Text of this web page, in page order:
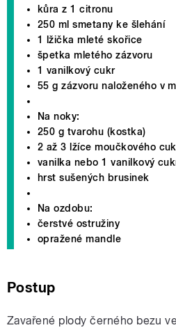
kůra z 1 citronu
250 ml smetany ke šlehání
1 lžička mleté skořice
špetka mletého zázvoru
1 vanilkový cukr
55 g zázvoru naloženého v
Na noky:
250 g tvarohu (kostka)
2 až 3 lžíce moučkového
vanilka nebo 1 vanilkový
hrst sušených brusinek
Na ozdobu:
čerstvé ostružiny
opražené mandle
Postup
Zavařené plody černého bezu